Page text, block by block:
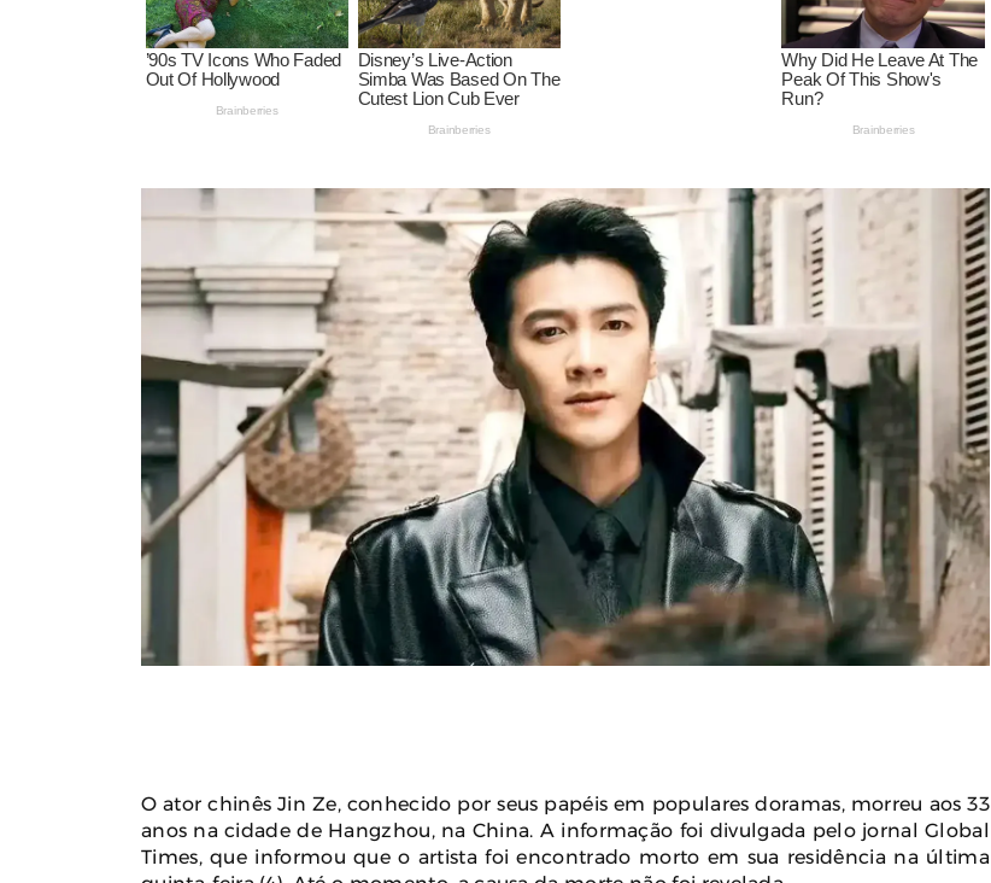
O ator chinês Jin Ze, conhecido por seus papéis em populares doramas, morreu aos 33
anos na cidade de Hangzhou, na China. A informação foi divulgada pelo jornal Global
Times, que informou que o artista foi encontrado morto em sua residência na última